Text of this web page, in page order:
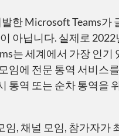
한 Microsoft Teams가
아닙니다. 실제로 2022
는 세계에서 가장 인기
임에 전문 통역 서비스
통역 또는 순차 통역을
임, 채널 모임, 참가자가